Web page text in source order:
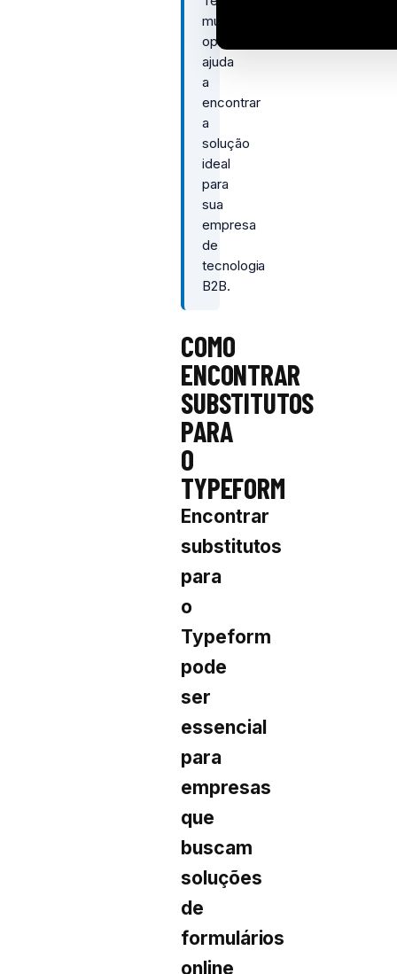
múltiplas
opções
ajuda
a
encontrar
a
solução
ideal
para
sua
empresa
de
tecnologia
B2B.
COMO
ENCONTRAR
SUBSTITUTOS
PARA
O
TYPEFORM
Encontrar
substitutos
para
o
Typeform
pode
ser
essencial
para
empresas
que
buscam
soluções
de
formulários
online